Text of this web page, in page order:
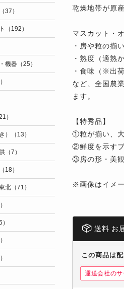
乾燥地帯が原
マスカット・
・房や粒の揃い
・熟度（適熟
・食味（※出
など、全国農
ます。
【特秀品】
①粒が揃い、
②鮮度を示す
③房の形・美
※画像はイメー
送料 お
この商品は
運送会社の
37）
（192）
機器（25）
）
）（13）
（7）
18）
北（71）